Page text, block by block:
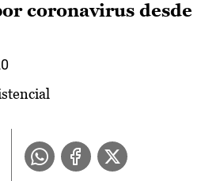
coronavirus desde